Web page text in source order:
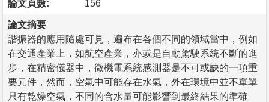
論文頁數: 156
論文摘要
諧振器的應用隨處可見，遍布在各個不同的領域當中，例如
在交通產業上，如航空產業，亦或是自動駕駛系統不斷的進
步，在精密儀器中，微機電系統感測器是不可或缺的一項重
要元件，然而，空氣中可能存在水氣，外在環境中並不單單
只有乾燥空氣，不同的含水量可能影響到最終結果的準確